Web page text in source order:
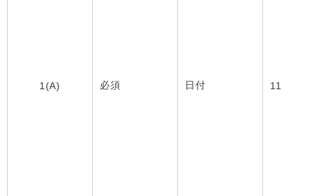
1(A) 必須 日付 11